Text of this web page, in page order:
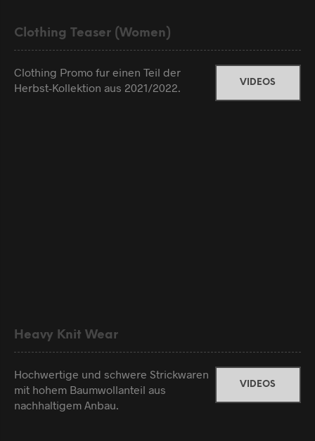
Clothing Teaser (Women)
Clothing Promo fur einen Teil der
Herbst-Kollektion aus 2021/2022.
VIDEOS
Heavy Knit Wear
Hochwertige und schwere Strickwaren
mit hohem Baumwollanteil aus
nachhaltigem Anbau.
VIDEOS